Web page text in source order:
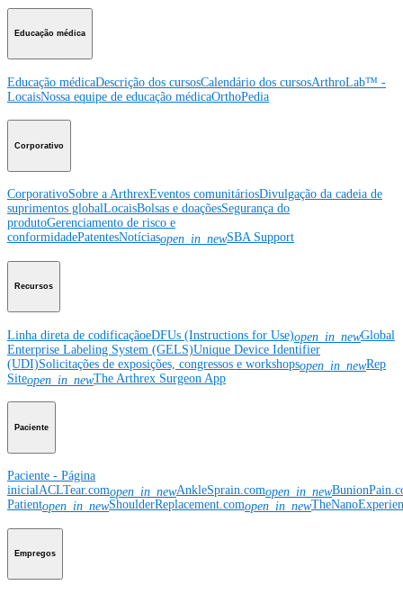
Educação médica
Educação médicaDescrição dos cursosCalendário dos cursosArthroLab™ -
LocaisNossa equipe de educação médicaOrthoPedia
Corporativo
CorporativoSobre a ArthrexEventos comunitáriosDivulgação da cadeia de
suprimentos globalLocaisBolsas e doaçõesSegurança do
produtoGerenciamento de risco e
conformidadePatentesNotíciasopen_in_newSBA Support
Recursos
Linha direta de codificaçãoeDFUs (Instructions for Use)open_in_newGlobal
Enterprise Labeling System (GELS)Unique Device Identifier
(UDI)Solicitações de exposições, congressos e workshopsopen_in_newRep
Siteopen_in_newThe Arthrex Surgeon App
Paciente
Paciente - Página
inicialACLTear.comopen_in_newAnkleSprain.comopen_in_new
Patientopen_in_newShoulderReplacement.comopen_in_new
Empregos